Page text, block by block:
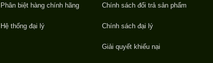
Phân biệt hàng chính hãng
Hệ thống đại lý
Chính sách đổi trả sản phẩm
Chính sách đại lý
Giải quyết khiếu nại